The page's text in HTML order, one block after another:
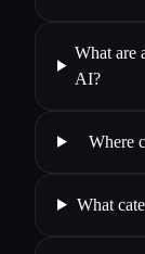
What are
AI?
Where
What